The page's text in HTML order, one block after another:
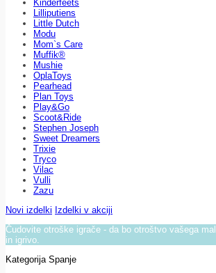
Kinderfeets
Lilliputiens
Little Dutch
Modu
Mom`s Care
Muffik®
Mushie
OplaToys
Pearhead
Plan Toys
Play&Go
Scoot&Ride
Stephen Joseph
Sweet Dreamers
Trixie
Tryco
Vilac
Vulli
Zazu
Novi izdelki Izdelki v akciji
Čudovite otroške igrače - da bo otroštvo vašega
in igrivo.
Kategorija Spanje